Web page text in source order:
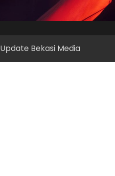
Update Bekasi Media